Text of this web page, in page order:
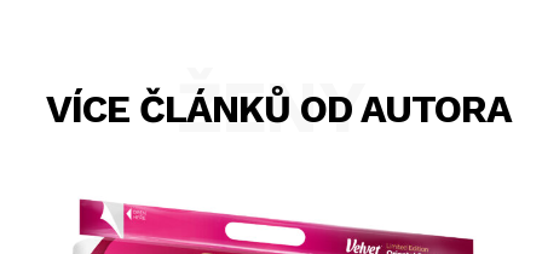
VÍCE ČLÁNKŮ OD AUTORA
ŽENY